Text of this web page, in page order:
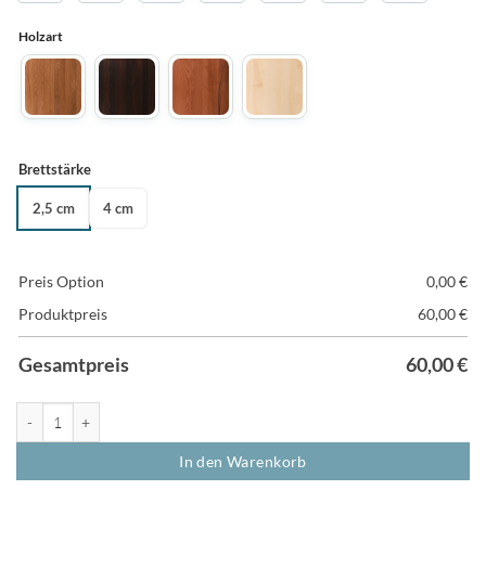
Holzart
Brettstärke
2,5 cm 4 cm
Preis Option 0,00€
Produktpreis
60,00€
Gesamtpreis 60,00€
In den Warenkorb